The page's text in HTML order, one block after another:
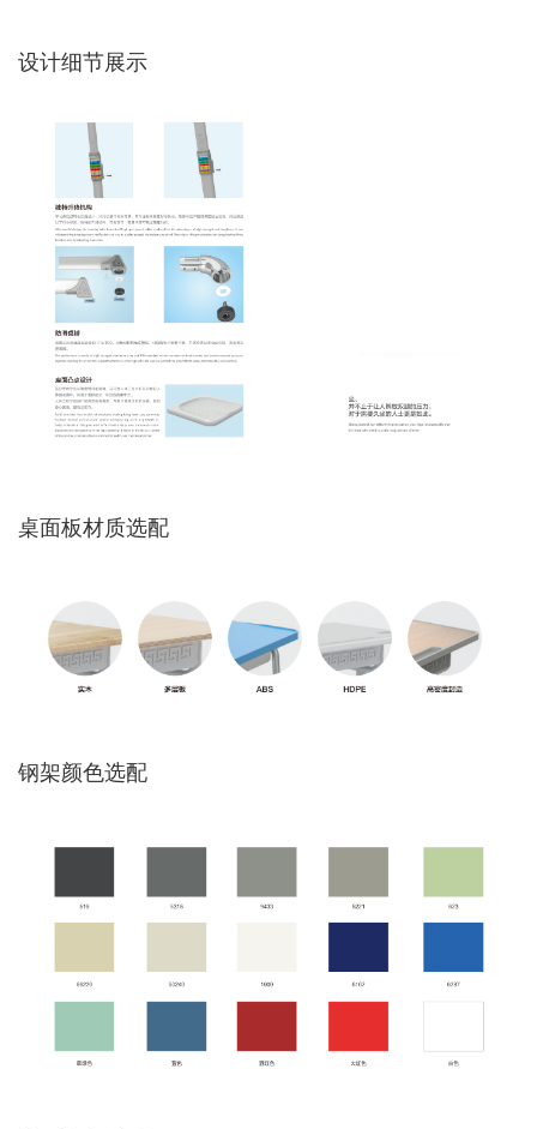
设计细节展示
桌面板材质选配
钢架颜色选配